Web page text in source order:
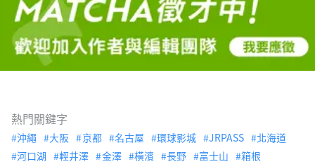
熱門關鍵字
沖繩 大阪 京都 名古屋 環球影城 JRPASS
北海道
河口湖
輕井澤 金澤 橫濱 長野 富士山
箱根